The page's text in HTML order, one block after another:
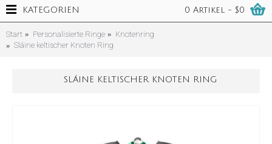
0 Artikel - $0
KATEGORIEN
Start Personalisierte Ringe
Knotenring
Sláine keltischer Knoten Ring
SLÁINE KELTISCHER KNOTEN RING